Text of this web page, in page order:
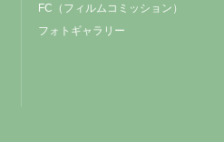
FC（フィルムコミッション）
フォトギャラリー